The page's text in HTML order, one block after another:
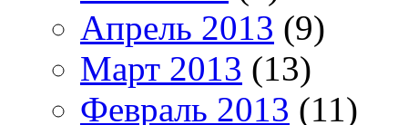
Апрель 2013 (9)
Март 2013 (13)
Февраль 2013 (11)